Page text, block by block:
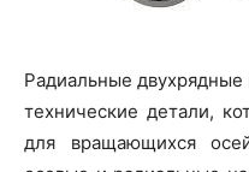
Радиальные
технические детали,
для вращающихся